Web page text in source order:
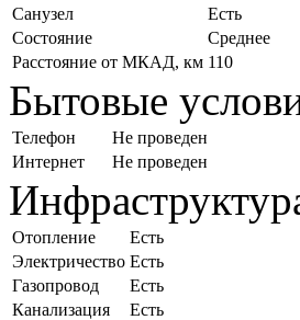
Санузел
Есть
Состояние
Среднее
Расстояние от МКАД, км 110
Бытовые
Телефон
Не проведен
Интернет
Не проведен
Отопление
Есть
Электричество Есть
Газопровод
Есть
Канализация
Есть